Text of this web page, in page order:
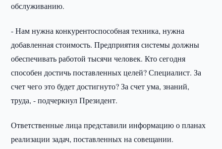
обслуживанию.
- Нам нужна конкурентоспособная техника, нужна
добавленная стоимость. Предприятия системы должны
обеспечивать работой тысячи человек. Кто сегодня
способен достичь поставленных целей? Специалист. За
счет чего это будет достигнуто? За счет ума, знаний,
труда, - подчеркнул Президент.
Ответственные лица представили информацию о планах
реализации задач, поставленных на совещании.